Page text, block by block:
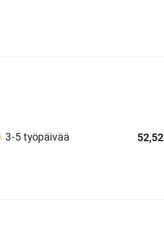
3-5 työpäivää 52,52